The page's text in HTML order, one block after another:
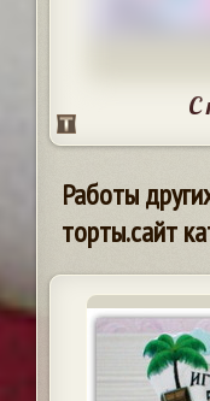
С
Работы
торты.сайт